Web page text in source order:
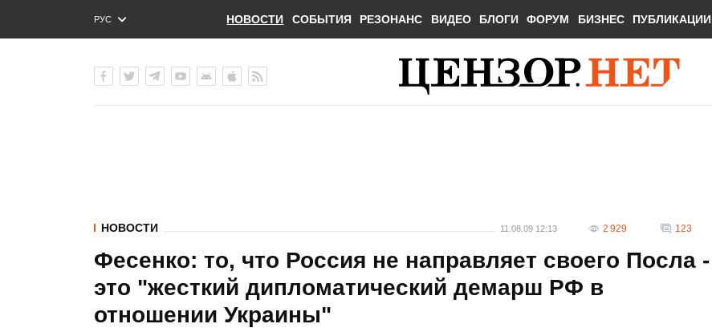
РУС
ENG
НОВОСТИ СОБЫТИЯ РЕЗОНАНС ВИДЕО БЛОГИ ФОРУМ БИЗНЕС ПУБЛИКАЦИИ
НОВОСТИ 11.08.09 12:13 2 929 123
Фесенко: то, что Россия не направляет своего Посла -
это "жесткий дипломатический демарш РФ в
отношении Украины"